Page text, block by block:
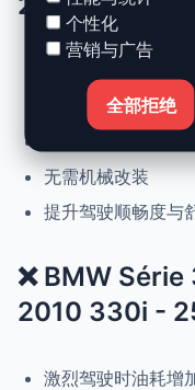
正常驾驶下优化油耗
无需机械改装
提升驾驶顺畅度与
❌ BMW
2010 330i -
激烈驾驶时油耗增
个性化
营销与广告
全部拒绝